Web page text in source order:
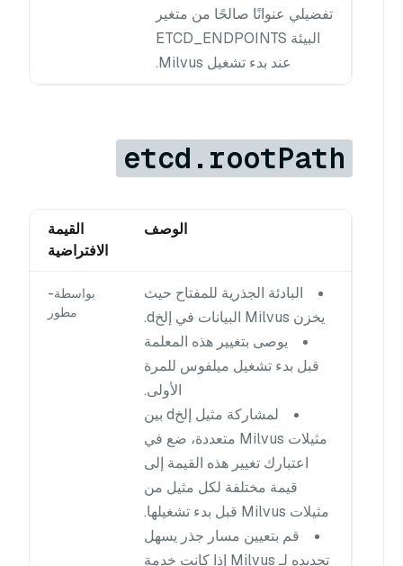
تفضيلي عنوانًا صالحًا من متغير
البيئة ETCD_ENDPOINTS
عند بدء تشغيل Milvus.
etcd.rootPath
الوصف
القيمة
الافتراضية
البادئة الجذرية للمفتاح حيث
يخزن Milvus البيانات في إلخd.
يوصى بتغيير هذه المعلمة
قبل بدء تشغيل ميلفوس للمرة
الأولى.
لمشاركة مثيل إلخd بين
مثيلات Milvus متعددة، ضع في
اعتبارك تغيير هذه القيمة إلى
قيمة مختلفة لكل مثيل من
مثيلات Milvus قبل بدء تشغيلها.
قم بتعيين مسار جذر يسهل
تحديده لـ Milvus إذا كانت خدمة
بواسطة-
مطور